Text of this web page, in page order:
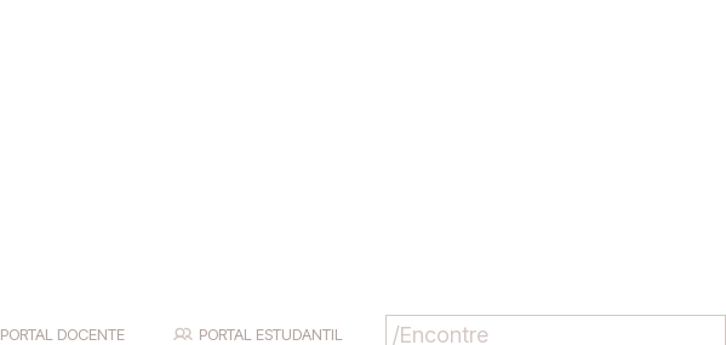
PORTAL DOCENTE PORTAL ESTUDANTIL